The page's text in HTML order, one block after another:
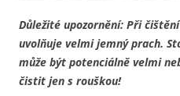
Důležité upozornění: Při
uvolňuje velmi jemný prach.
může být potenciálně velmi
čistit jen s rouškou!